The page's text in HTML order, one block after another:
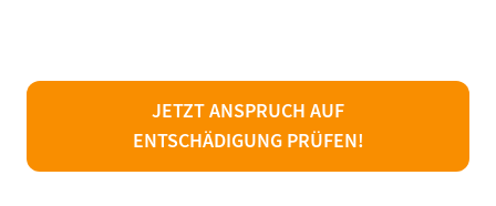
JETZT ANSPRUCH AUF
ENTSCHÄDIGUNG PRÜFEN!